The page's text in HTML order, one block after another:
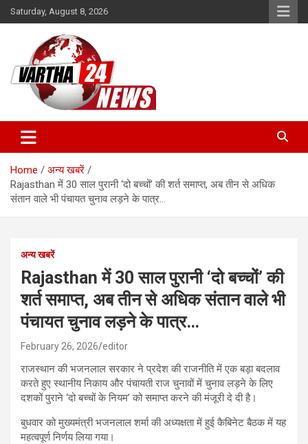
Skip
to
Saturday, August 8, 2026
Vartha 24
Home
अन्य खबरें
Rajasthan में 30 साल पुरानी ‘दो बच्चों’ की शर्त समाप्त, अब तीन से अधिक
संतान वाले भी पंचायत चुनाव लड़ने के पात्र…
अन्य खबरें
Rajasthan में 30 साल पुरानी ‘दो बच्चों’ की
शर्त समाप्त, अब तीन से अधिक संतान वाले भी
पंचायत चुनाव लड़ने के पात्र…
February 26, 2026 editor
राजस्थान की भजनलाल सरकार ने प्रदेश की राजनीति में एक बड़ा बदलाव
करते हुए स्थानीय निकाय और पंचायती राज चुनावों में चुनाव लड़ने के लिए
दशकों पुराने ‘दो बच्चों के नियम’ को समाप्त करने की मंजूरी दे दी है।
बुधवार को मुख्यमंत्री भजनलाल शर्मा की अध्यक्षता में हुई कैबिनेट बैठक में यह
महत्वपूर्ण निर्णय लिया गया।